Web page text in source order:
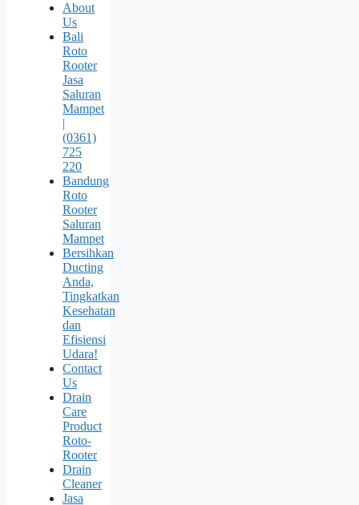
About
Us
Bali
Roto
Rooter
Jasa
Saluran
Mampet
|
(0361)
725
220
Bandung
Roto
Rooter
Saluran
Mampet
Bersihkan
Ducting
Anda,
Tingkatkan
Kesehatan
dan
Efisiensi
Udara!
Contact
Us
Drain
Care
Product
Roto-
Rooter
Drain
Cleaner
Jasa